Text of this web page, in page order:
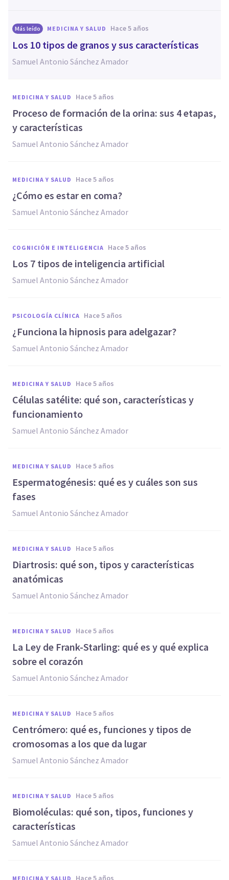
Más leído MEDICINA Y SALUD hace 5 años
Los 10 tipos de granos y sus características
Samuel Antonio Sánchez Amador
MEDICINA Y SALUD hace 5 años
Proceso de formación de la orina: sus 4 etapas,
y características
Samuel Antonio Sánchez Amador
MEDICINA Y SALUD hace 5 años
¿Cómo es estar en coma?
Samuel Antonio Sánchez Amador
COGNICIÓN E INTELIGENCIA hace 5 años
Los 7 tipos de inteligencia artificial
Samuel Antonio Sánchez Amador
PSICOLOGÍA CLÍNICA hace 5 años
¿Funciona la hipnosis para adelgazar?
Samuel Antonio Sánchez Amador
MEDICINA Y SALUD hace 5 años
Células satélite: qué son, características y
funcionamiento
Samuel Antonio Sánchez Amador
MEDICINA Y SALUD hace 5 años
Espermatogénesis: qué es y cuáles son sus
fases
Samuel Antonio Sánchez Amador
MEDICINA Y SALUD hace 5 años
Diartrosis: qué son, tipos y características
anatómicas
Samuel Antonio Sánchez Amador
MEDICINA Y SALUD hace 5 años
La Ley de Frank-Starling: qué es y qué explica
sobre el corazón
Samuel Antonio Sánchez Amador
MEDICINA Y SALUD hace 5 años
Centrómero: qué es, funciones y tipos de
cromosomas a los que da lugar
Samuel Antonio Sánchez Amador
MEDICINA Y SALUD hace 5 años
Biomoléculas: qué son, tipos, funciones y
características
Samuel Antonio Sánchez Amador
MEDICINA Y SALUD hace 5 años